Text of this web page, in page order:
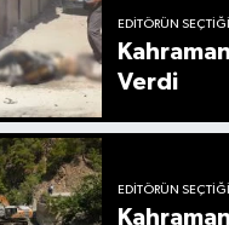
EDITÖRÜN SEÇTIĞI
Verdi
EDITÖRÜN SEÇTIĞI